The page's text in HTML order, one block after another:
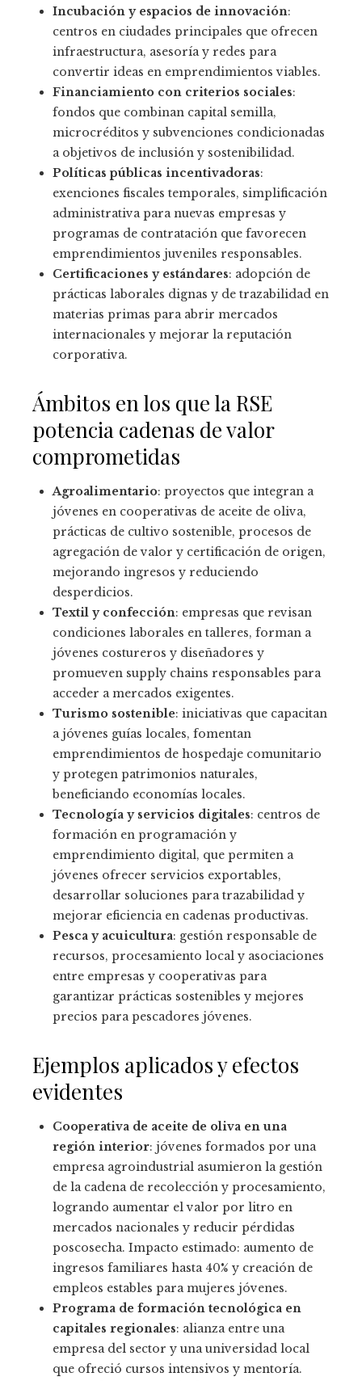
Incubación y espacios de innovación:
centros en ciudades principales que ofrecen
infraestructura, asesoría y redes para
convertir ideas en emprendimientos viables.
Financiamiento con criterios sociales:
fondos que combinan capital semilla,
microcréditos y subvenciones condicionadas
a objetivos de inclusión y sostenibilidad.
Políticas públicas incentivadoras:
exenciones fiscales temporales, simplificación
administrativa para nuevas empresas y
programas de contratación que favorecen
emprendimientos juveniles responsables.
Certificaciones y estándares: adopción de
prácticas laborales dignas y de trazabilidad en
materias primas para abrir mercados
internacionales y mejorar la reputación
corporativa.
Ámbitos en los que la RSE
potencia cadenas de valor
comprometidas
Agroalimentario: proyectos que integran a
jóvenes en cooperativas de aceite de oliva,
prácticas de cultivo sostenible, procesos de
agregación de valor y certificación de origen,
mejorando ingresos y reduciendo
desperdicios.
Textil y confección: empresas que revisan
condiciones laborales en talleres, forman a
jóvenes costureros y diseñadores y
promueven supply chains responsables para
acceder a mercados exigentes.
Turismo sostenible: iniciativas que capacitan
a jóvenes guías locales, fomentan
emprendimientos de hospedaje comunitario
y protegen patrimonios naturales,
beneficiando economías locales.
Tecnología y servicios digitales: centros de
formación en programación y
emprendimiento digital, que permiten a
jóvenes ofrecer servicios exportables,
desarrollar soluciones para trazabilidad y
mejorar eficiencia en cadenas productivas.
Pesca y acuicultura: gestión responsable de
recursos, procesamiento local y asociaciones
entre empresas y cooperativas para
garantizar prácticas sostenibles y mejores
precios para pescadores jóvenes.
Ejemplos aplicados y efectos
evidentes
Cooperativa de aceite de oliva en una
región interior: jóvenes formados por una
empresa agroindustrial asumieron la gestión
de la cadena de recolección y procesamiento,
logrando aumentar el valor por litro en
mercados nacionales y reducir pérdidas
poscosecha. Impacto estimado: aumento de
ingresos familiares hasta 40% y creación de
empleos estables para mujeres jóvenes.
Programa de formación tecnológica en
capitales regionales: alianza entre una
empresa del sector y una universidad local
que ofreció cursos intensivos y mentoría.